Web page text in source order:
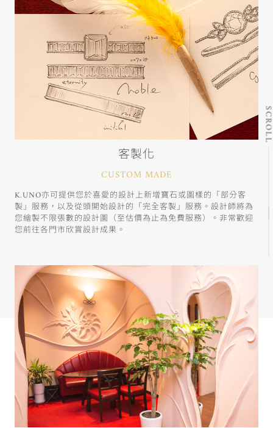
客製化
CUSTOM MADE
K.UNO亦可提供您於喜愛的設計上新增寶石或圖樣的「部分客
製」服務，以及從頭開始設計的「完全客製」服務。設計師將為
您繪製不限張數的設計圖（至估價為止為免費服務）。非常歡迎
您前往各門市欣賞設計成果。